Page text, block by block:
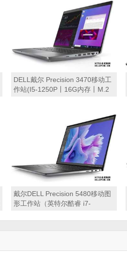
DELL戴尔 Precision 3470移动工
作站(I5-1250P丨16G内存丨M.2
14″ FHD LCD显示屏丨雷电接口
丨Windows 11家庭版丨3年质保)
戴尔DELL Precision 5480移动图
形工作站（英特尔酷睿 i7-
丨32GB 内存丨512GB PCIe固态